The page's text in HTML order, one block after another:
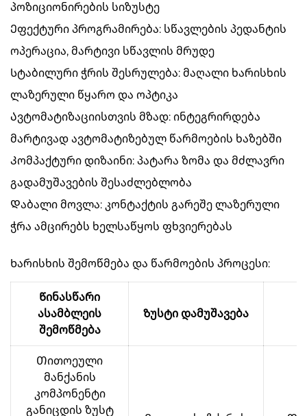
პოზიციონირების სიზუსტე
Ეფექტური პროგრამირება: სწავლების პედანტის
ოპერაცია, მარტივი სწავლის მრუდე
Სტაბილური ჭრის შესრულება: მაღალი ხარისხის
ლაზერული წყარო და ოპტიკა
Ავტომატიზაციისთვის მზად: ინტეგრირდება
მარტივად ავტომატიზებულ წარმოების ხაზებში
Კომპაქტური დიზაინი: პატარა ზომა და მძლავრი
გადამუშავების შესაძლებლობა
Დაბალი მოვლა: კონტაქტის გარეშე ლაზერული
ჭრა ამცირებს ხელსაწყოს ფხვიერებას
Ხარისხის შემოწმება და წარმოების პროცესი:
Წინასწარი
ასამბლეის
შემოწმება
Ზუსტი დამუშავება
Თითოეული
მანქანის
კომპონენტი
განიცდის ზუსტ